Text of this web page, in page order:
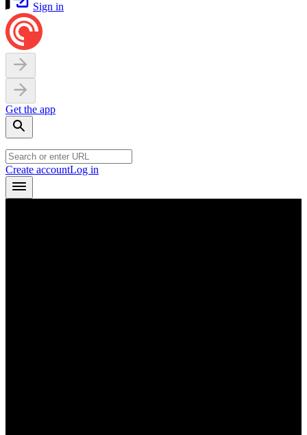
Sign in
Get the app
Create accountLog in